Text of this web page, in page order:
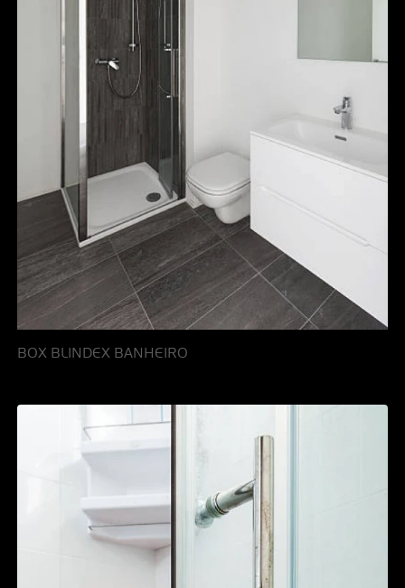
BOX BLINDEX BANHEIRO